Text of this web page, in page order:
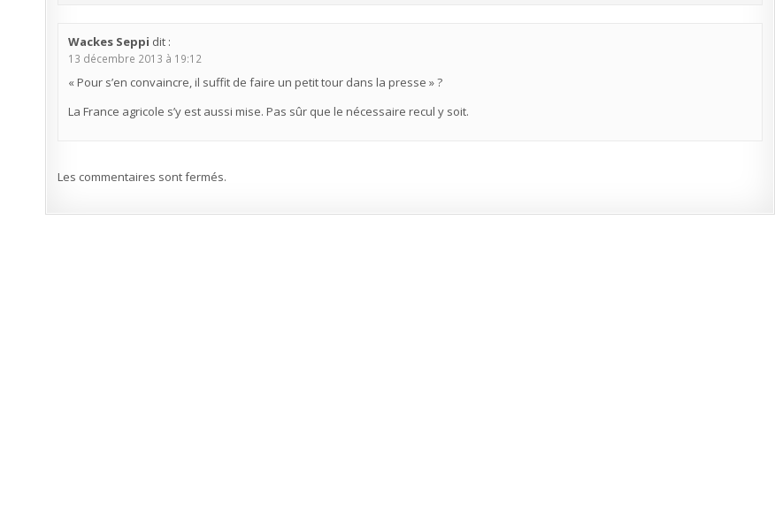
Wackes Seppi dit :
13 décembre 2013 à 19:12
« Pour s’en convaincre, il suffit de faire un petit tour dans la presse » ?
La France agricole s’y est aussi mise. Pas sûr que le nécessaire recul y soit.
Les commentaires sont fermés.